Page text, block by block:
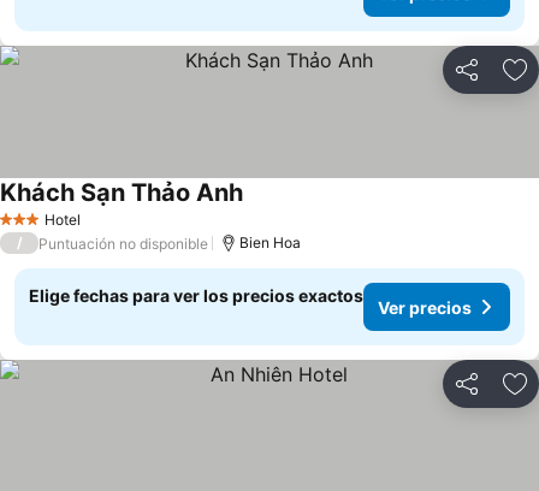
Compartir
3 Estrellas
Hotel
Khách Sạn Thảo AnhVer precios
/ Puntuación no disponible Bien Hoa
Elige fechas para ver los precios exactos
Ver precios
Compartir